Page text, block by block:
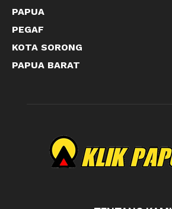
PAPUA
PEGAF
KOTA SORONG
PAPUA BARAT